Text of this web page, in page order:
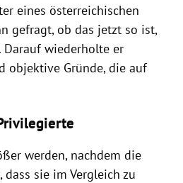
eines österreichischen
gefragt, ob das jetzt so ist,
wiederholte er
objektive Gründe, die auf
werden, nachdem die
sie im Vergleich zu